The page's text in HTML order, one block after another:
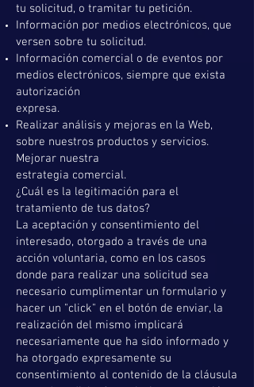
tu solicitud, o tramitar tu petición.
Información por medios electrónicos, que
versen sobre tu solicitud.
Información comercial o de eventos por
medios electrónicos, siempre que exista
autorización
expresa.
Realizar análisis y mejoras en la Web,
sobre nuestros productos y servicios.
Mejorar nuestra
estrategia comercial.
¿Cuál es la legitimación para el
tratamiento de tus datos?
La aceptación y consentimiento del
interesado, otorgado a través de una
acción voluntaria, como en los casos
donde para realizar una solicitud sea
necesario cumplimentar un formulario y
hacer un "click" en el botón de enviar, la
realización del mismo implicará
necesariamente que ha sido informado y
ha otorgado expresamente su
consentimiento al contenido de la cláusula